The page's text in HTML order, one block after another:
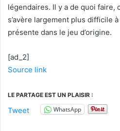
légendaires. Il y a de quoi faire,
s’avère largement plus difficile
présente dans le jeu d’origine.
[ad_2]
Source link
LE PARTAGE EST UN PLAISIR :
Tweet WhatsApp